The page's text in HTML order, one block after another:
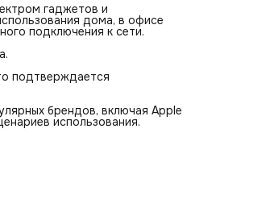
гаджетов и
дома, в офисе
подключения к сети.
подтверждается
брендов, включая Apple
использования.